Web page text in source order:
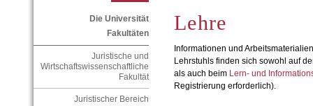
Die Universität
Fakultäten
Juristische und
Wirtschaftswissenschaftliche
Fakultät
Juristischer Bereich
Lehre
Informationen und
Lehrstuhls finden sich sowohl auf
als auch beim Lern- und
Registrierung erforderlich).